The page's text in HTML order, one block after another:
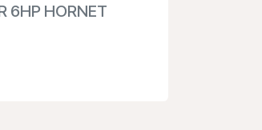
6HP HORNET